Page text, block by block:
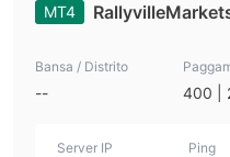
MT4
Bansa / Distrito
--
400 |
Server IP Ping